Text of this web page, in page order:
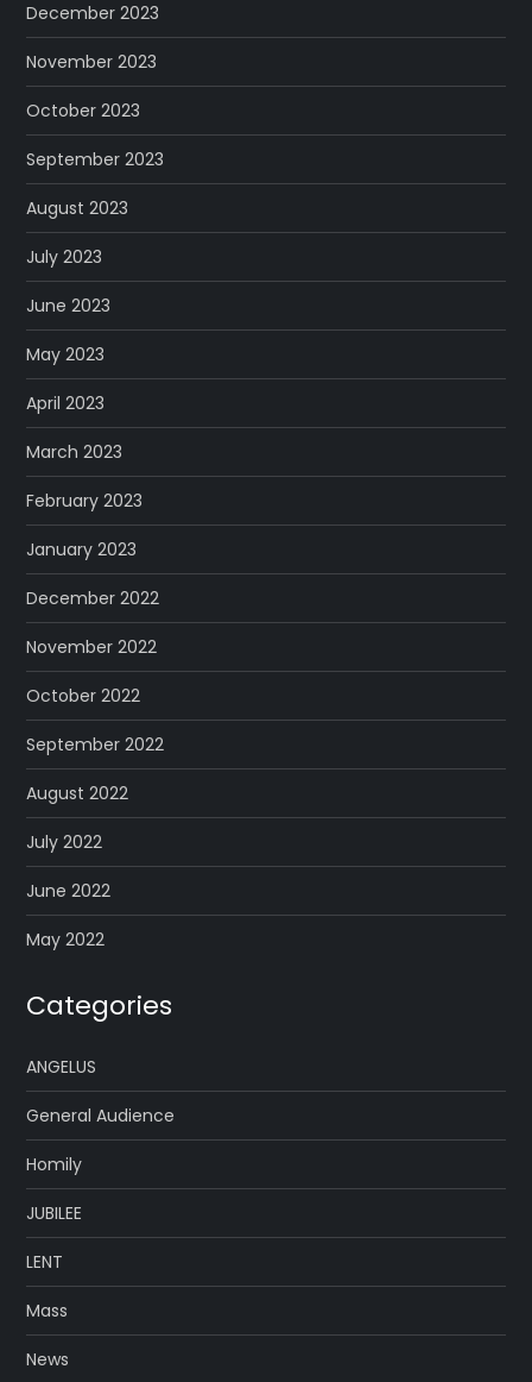
December 2023
November 2023
October 2023
September 2023
August 2023
July 2023
June 2023
May 2023
April 2023
March 2023
February 2023
January 2023
December 2022
November 2022
October 2022
September 2022
August 2022
July 2022
June 2022
May 2022
Categories
ANGELUS
General Audience
Homily
JUBILEE
LENT
Mass
News